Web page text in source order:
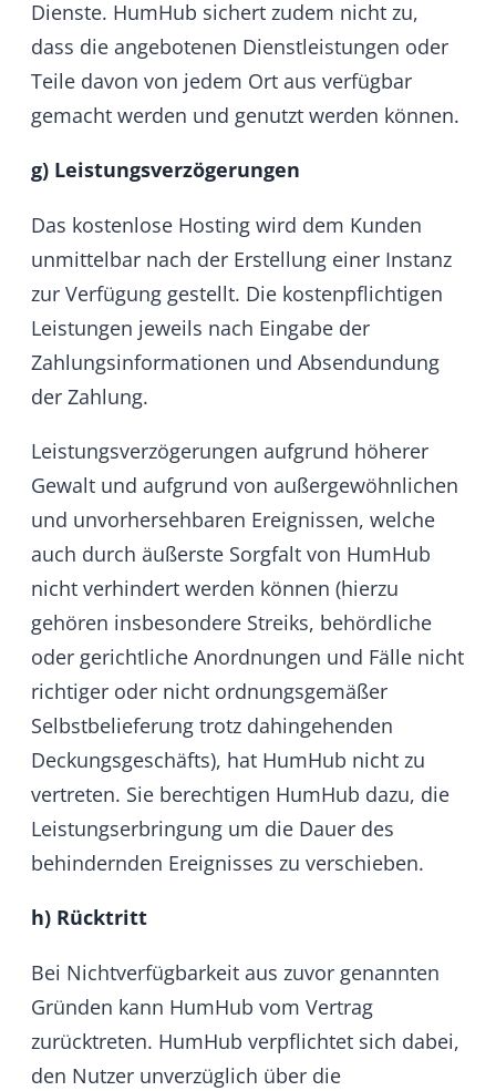
richtiger oder nicht ordnungsgemäßer
Selbstbelieferung trotz dahingehenden
Deckungsgeschäfts), hat HumHub nicht zu
vertreten. Sie berechtigen HumHub dazu, die
Leistungserbringung um die Dauer des
behindernden Ereignisses zu verschieben.
Bei Nichtverfügbarkeit aus zuvor genannten
Gründen kann HumHub vom Vertrag
zurücktreten. HumHub verpflichtet sich dabei,
den Nutzer unverzüglich über die
Nichtverfügbarkeit zu informieren und etwaig
bereits erbrachte Gegenleistungen
i) Laufzeit
Die Leistungen sind monatlich ohne
Einhaltung einer Frist kündbar, es bestehen
keine Mindestlaufzeiten.
j) Datensicherungspflicht
HumHub führt im Rahmen der
Leistungserbringung effektive
Datensicherungen durch, übernimmt jedoch
keine allgemeine Datensicherungsgarantie für
die vom Nutzer in das System eingespeisten
Daten. Der Nutzer ist auch selbst dafür
verantwortlich in regelmäßigen Abständen
erstellen und so einem Datenverlust
Erbringung der vereinbarten Dienstleistung
die angemessene Sorgfalt walten und wird die
Datensicherung mit der erforderlichen
Fachkenntnis erbringen. HumHub sichert